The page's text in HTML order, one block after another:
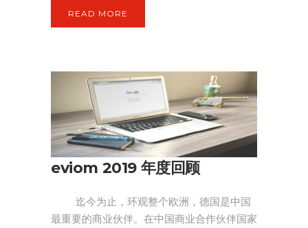
READ MORE
eviom 2019 年度回顾
迄今为止，环观整个欧洲，德国是中国
最重要的商业伙伴。在中国商业合作伙伴国家